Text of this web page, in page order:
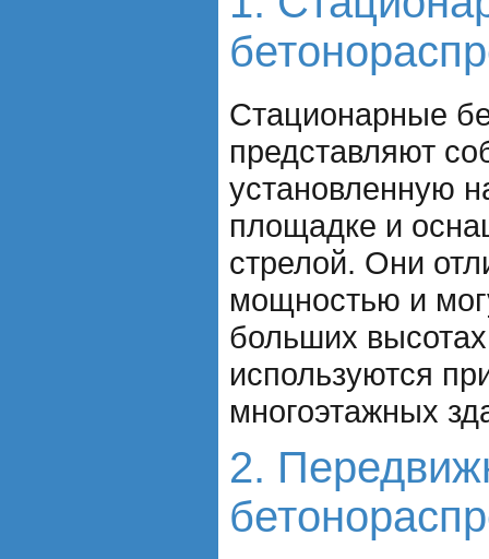
Стационарные
представляют
установленную
площадке и
стрелой. Они
мощностью и
больших
используются
многоэтажных
2.